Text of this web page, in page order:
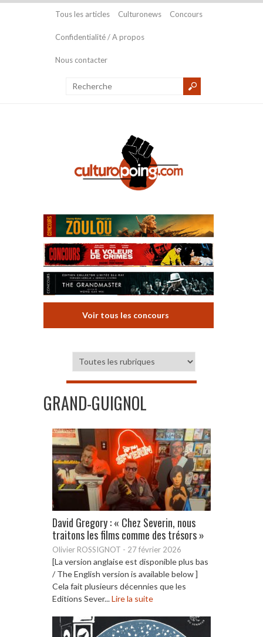
Tous les articles Culturonews Concours
Confidentialité / A propos
Nous contacter
Voir tous les concours
GRAND-GUIGNOL
David Gregory : « Chez Severin, nous
traitons les films comme des trésors »
Olivier ROSSIGNOT - 27 février 2026
[La version anglaise est disponible plus bas
/ The English version is available below ]
Cela fait plusieurs décennies que les
Editions Sever...Lire la suite